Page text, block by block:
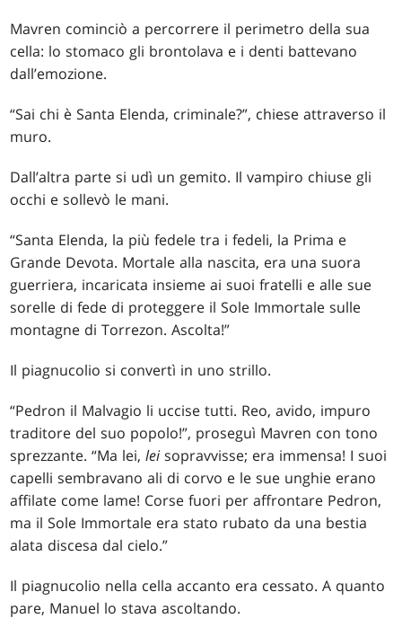
Mavren cominciò a percorrere il perimetro della sua
cella: lo stomaco gli brontolava e i denti battevano
dall’emozione.
“Sai chi è Santa Elenda, criminale?”, chiese attraverso il
muro.
Dall’altra parte si udì un gemito. Il vampiro chiuse gli
occhi e sollevò le mani.
“Santa Elenda, la più fedele tra i fedeli, la Prima e
Grande Devota. Mortale alla nascita, era una suora
guerriera, incaricata insieme ai suoi fratelli e alle sue
sorelle di fede di proteggere il Sole Immortale sulle
montagne di Torrezon. Ascolta!”
Il piagnucolio si convertì in uno strillo.
“Pedron il Malvagio li uccise tutti. Reo, avido, impuro
traditore del suo popolo!”, proseguì Mavren con tono
sprezzante. “Ma lei,lei sopravvisse; era immensa! I suoi
capelli sembravano ali di corvo e le sue unghie erano
affilate come lame! Corse fuori per affrontare Pedron,
ma il Sole Immortale era stato rubato da una bestia
alata discesa dal cielo.”
Il piagnucolio nella cella accanto era cessato. A quanto
pare, Manuel lo stava ascoltando.